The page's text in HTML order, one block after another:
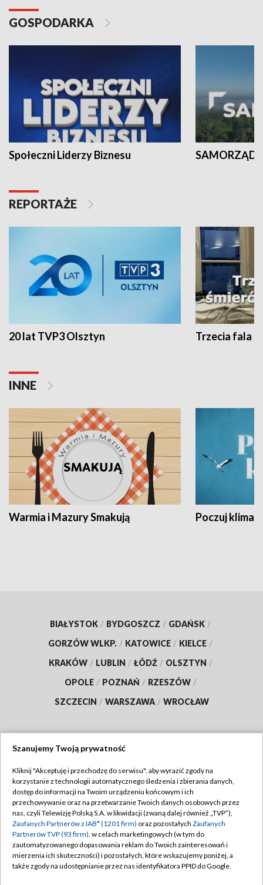
GOSPODARKA
Społeczni Liderzy Biznesu SAMORZĄD
REPORTAŻE
20 lat TVP3 Olsztyn Trzecia fala -
INNE
Warmia i Mazury Smakują Poczuj klimat
BIAŁYSTOK / BYDGOSZCZ / GDAŃSK /
GORZÓW WLKP. / KATOWICE / KIELCE /
KRAKÓW / LUBLIN / ŁÓDŹ / OLSZTYN /
OPOLE / POZNAŃ / RZESZÓW /
SZCZECIN / WARSZAWA / WROCŁAW
TVP
Abonament TVP
Emisja w TVP
Centrum informacji TVP
Naziemna Telewizja Cyfrowa
Regulamin TVP
Polityka prywatności
Moje zgody
Pomoc
Szanujemy Twoją prywatność
Kliknij "Akceptuję i przechodzę do serwisu", aby wyrazić zgody na
korzystanie z technologii automatycznego śledzenia i zbierania danych,
dostęp do informacji na Twoim urządzeniu końcowym i ich
przechowywanie oraz na przetwarzanie Twoich danych osobowych przez
nas, czyli Telewizję Polską S.A. w likwidacji (zwaną dalej również „TVP”),
Zaufanych Partnerów z IAB* (1201 firm) oraz pozostałych Zaufanych
Partnerów TVP (93 firm), w celach marketingowych (w tym do
zautomatyzowanego dopasowania reklam do Twoich zainteresowań i
mierzenia ich skuteczności) i pozostałych, które wskazujemy poniżej, a
także zgody na udostępnianie przez nas identyfikatora PPID do Google.